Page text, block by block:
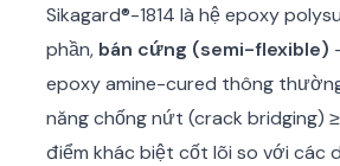
Sikagard®-1814 là hệ epoxy
phần, bán cứng (semi-flexible)
epoxy amine-cured thông
năng chống nứt (crack bridging)
điểm khác biệt cốt lõi so với các